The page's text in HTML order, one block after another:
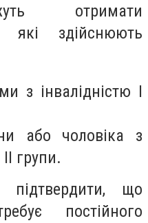
отримати
які здійснюють
з інвалідністю I
або чоловіка з
II групи.
підтвердити, що
постійного